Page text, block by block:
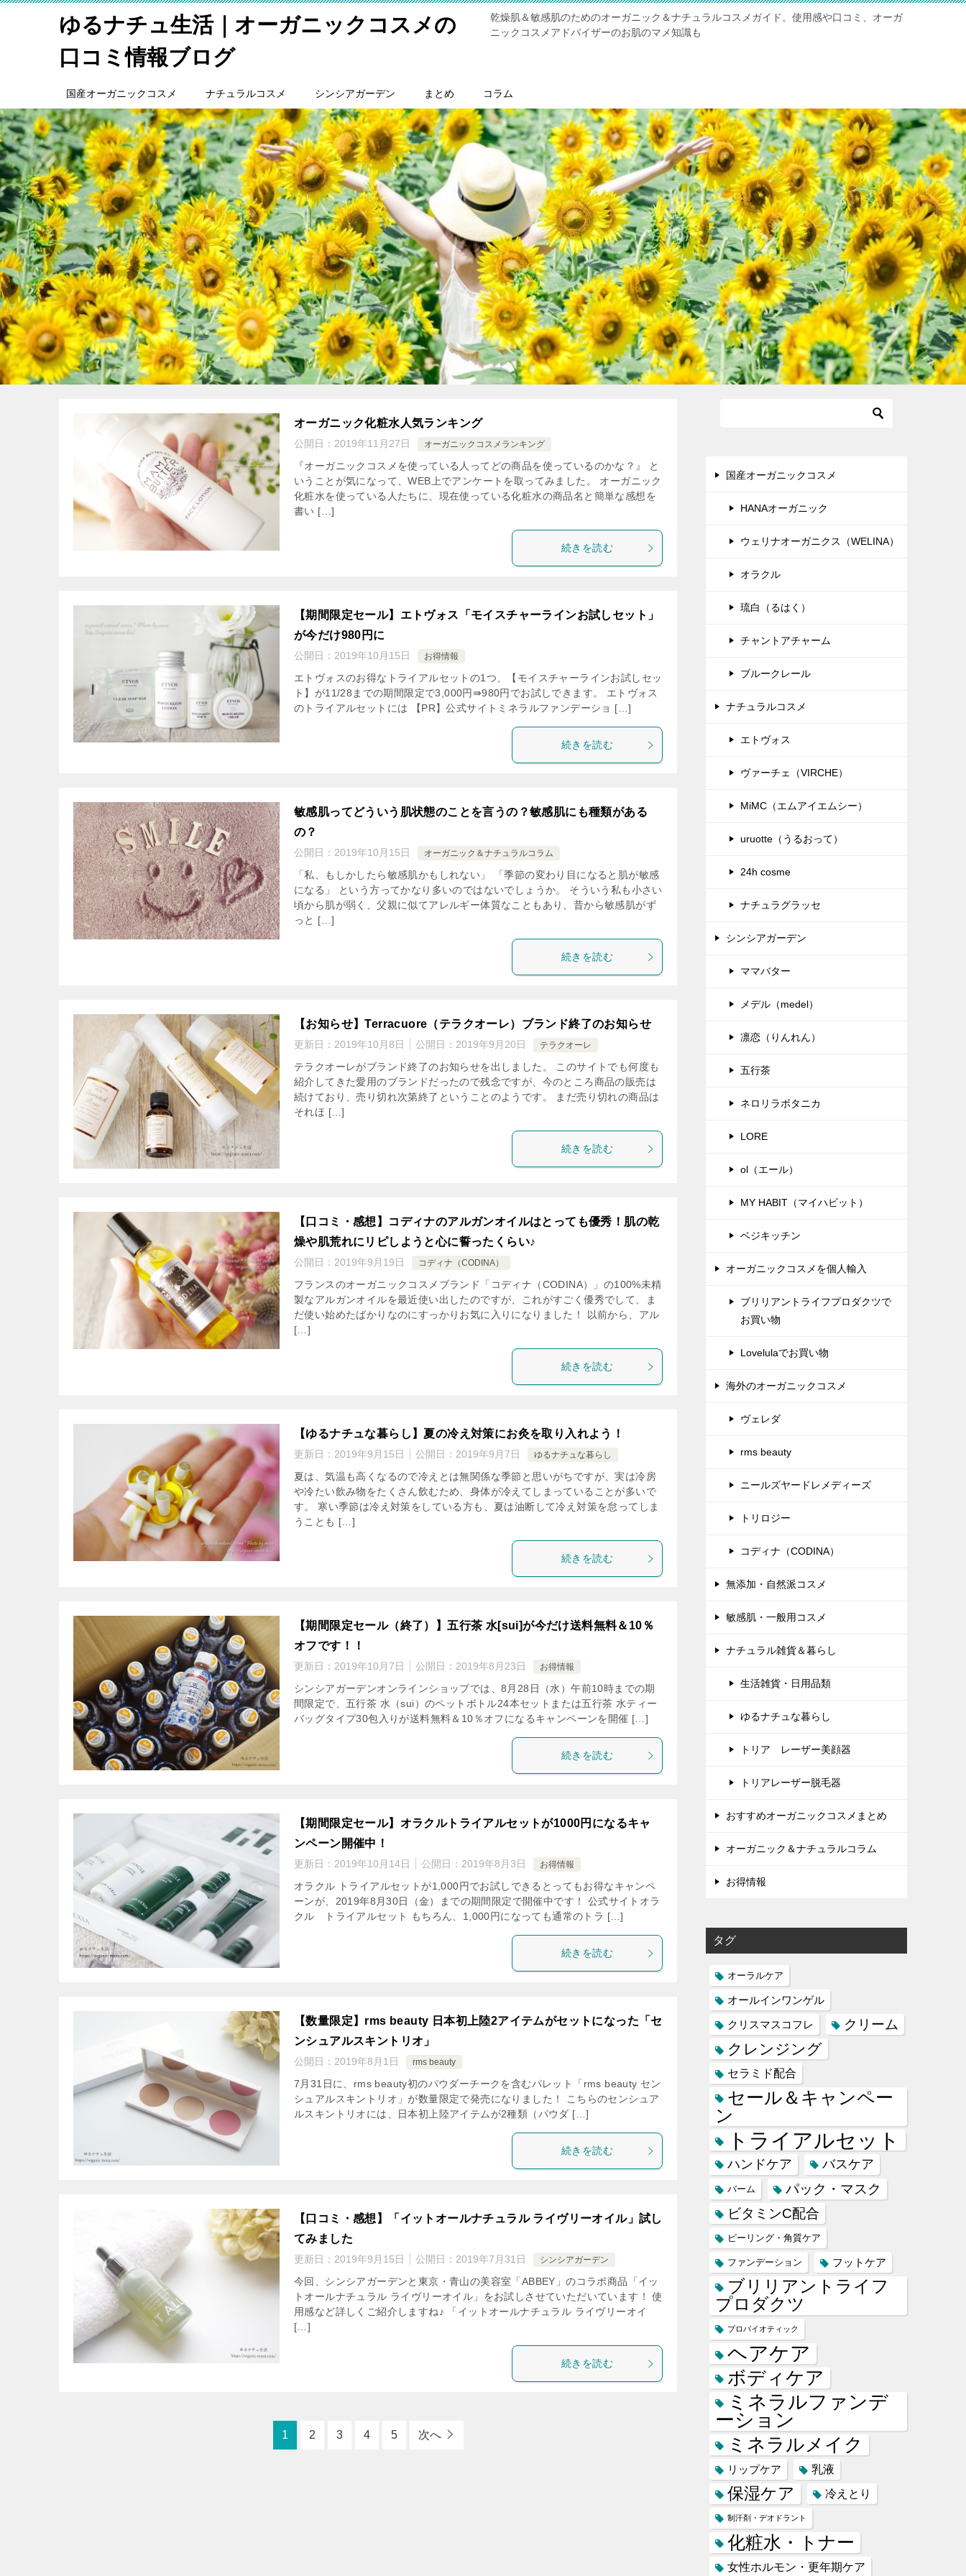
ゆるナチュ生活｜オーガニックコスメの
口コミ情報ブログ
乾燥肌＆敏感肌のためのオーガニック＆ナチュラルコスメガイド。使用感や口コミ、オーガ
ニックコスメアドバイザーのお肌のマメ知識も
国産オーガニックコスメ ナチュラルコスメ シンシアガーデン まとめ コラム
オーガニック化粧水人気ランキング
公開日： 2019年11月27日 オーガニックコスメランキング
『オーガニックコスメを使っている人ってどの商品を使っているのかな？』 と
いうことが気になって、WEB上でアンケートを取ってみました。 オーガニック
化粧水を使っている人たちに、現在使っている化粧水の商品名と簡単な感想を
書い […]
続きを読む
【期間限定セール】エトヴォス「モイスチャーラインお試しセット」
が今だけ980円に
公開日： 2019年10月15日 お得情報
エトヴォスのお得なトライアルセットの1つ、【モイスチャーラインお試しセッ
ト】が11/28までの期間限定で3,000円⇛980円でお試しできます。 エトヴォス
のトライアルセットには 【PR】公式サイトミネラルファンデーショ […]
続きを読む
敏感肌ってどういう肌状態のことを言うの？敏感肌にも種類がある
の？
公開日： 2019年10月15日 オーガニック＆ナチュラルコラム
「私、もしかしたら敏感肌かもしれない」 「季節の変わり目になると肌が敏感
になる」 という方ってかなり多いのではないでしょうか。 そういう私も小さい
頃から肌が弱く、父親に似てアレルギー体質なこともあり、昔から敏感肌がず
っと […]
続きを読む
【お知らせ】Terracuore（テラクオーレ）ブランド終了のお知らせ
更新日： 2019年10月8日 公開日： 2019年9月20日 テラクオーレ
テラクオーレがブランド終了のお知らせを出しました。 このサイトでも何度も
紹介してきた愛用のブランドだったので残念ですが、今のところ商品の販売は
続けており、売り切れ次第終了ということのようです。 まだ売り切れの商品は
それほ […]
続きを読む
【口コミ・感想】コディナのアルガンオイルはとっても優秀！肌の乾
燥や肌荒れにリピしようと心に誓ったくらい♪
公開日： 2019年9月19日 コディナ（CODINA）
フランスのオーガニックコスメブランド「コディナ（CODINA）」の100%未精
製なアルガンオイルを最近使い出したのですが、これがすごく優秀でして、ま
だ使い始めたばかりなのにすっかりお気に入りになりました！ 以前から、アル
[…]
続きを読む
【ゆるナチュな暮らし】夏の冷え対策にお灸を取り入れよう！
更新日： 2019年9月15日 公開日： 2019年9月7日 ゆるナチュな暮らし
夏は、気温も高くなるので冷えとは無関係な季節と思いがちですが、実は冷房
や冷たい飲み物をたくさん飲むため、身体が冷えてしまっていることが多いで
す。 寒い季節は冷え対策をしている方も、夏は油断して冷え対策を怠ってしま
うことも […]
続きを読む
【期間限定セール（終了）】五行茶 水[sui]が今だけ送料無料＆10％
オフです！！
更新日： 2019年10月7日 公開日： 2019年8月23日 お得情報
シンシアガーデンオンラインショップでは、8月28日（水）午前10時までの期
間限定で、五行茶 水（sui）のペットボトル24本セットまたは五行茶 水ティー
バッグタイプ30包入りが送料無料＆10％オフになるキャンペーンを開催 […]
続きを読む
【期間限定セール】オラクルトライアルセットが1000円になるキャ
ンペーン開催中！
更新日： 2019年10月14日 公開日： 2019年8月3日 お得情報
オラクル トライアルセットが1,000円でお試しできるとってもお得なキャンペ
ーンが、2019年8月30日（金）までの期間限定で開催中です！ 公式サイトオラ
クル トライアルセット もちろん、1,000円になっても通常のトラ […]
続きを読む
【数量限定】rms beauty 日本初上陸2アイテムがセットになった「セ
ンシュアルスキントリオ」
公開日： 2019年8月1日 rms beauty
7月31日に、rms beauty初のパウダーチークを含むパレット「rms beauty セン
シュアルスキントリオ」が数量限定で発売になりました！ こちらのセンシュア
ルスキントリオには、日本初上陸アイテムが2種類（パウダ […]
続きを読む
【口コミ・感想】「イットオールナチュラル ライヴリーオイル」試し
てみました
更新日： 2019年9月15日 公開日： 2019年7月31日 シンシアガーデン
今回、シンシアガーデンと東京・青山の美容室「ABBEY」のコラボ商品「イッ
トオールナチュラル ライヴリーオイル」をお試しさせていただいています！ 使
用感など詳しくご紹介しますね♪ 「イットオールナチュラル ライヴリーオイ
[…]
続きを読む
1 2 3 4 5 次へ
国産オーガニックコスメ
HANAオーガニック
ウェリナオーガニクス（WELINA）
オラクル
琉白（るはく）
チャントアチャーム
ブルークレール
ナチュラルコスメ
エトヴォス
ヴァーチェ（VIRCHE）
MiMC（エムアイエムシー）
uruotte（うるおって）
24h cosme
ナチュラグラッセ
シンシアガーデン
ママバター
メデル（medel）
凛恋（りんれん）
五行茶
ネロリラボタニカ
LORE
ol（エール）
MY HABIT（マイハビット）
ベジキッチン
オーガニックコスメを個人輸入
ブリリアントライフプロダクツで
お買い物
Lovelulaでお買い物
海外のオーガニックコスメ
ヴェレダ
rms beauty
ニールズヤードレメディーズ
トリロジー
コディナ（CODINA）
無添加・自然派コスメ
敏感肌・一般用コスメ
ナチュラル雑貨＆暮らし
生活雑貨・日用品類
ゆるナチュな暮らし
トリア レーザー美顔器
トリアレーザー脱毛器
おすすめオーガニックコスメまとめ
オーガニック＆ナチュラルコラム
お得情報
タグ
オーラルケア
オールインワンゲル
クリスマスコフレ
クリーム
クレンジング
セラミド配合
セール＆キャンペー
ン
トライアルセット
ハンドケア バスケア
バーム
パック・マスク
ビタミンC配合
ピーリング・角質ケア
ファンデーション フットケア
ブリリアントライフ
プロダクツ
プロバイオティック
ヘアケア
ボディケア
ミネラルファンデ
ーション
ミネラルメイク
リップケア 乳液
保湿ケア 冷えとり
制汗剤・デオドラント
化粧水・トナー
女性ホルモン・更年期ケア